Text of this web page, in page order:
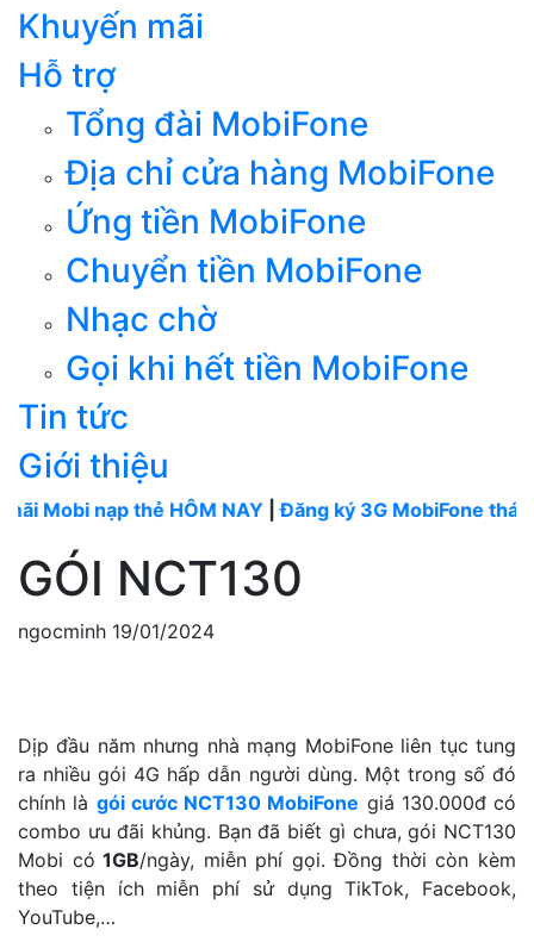
Khuyến mãi
Hỗ trợ
Tổng đài MobiFone
Địa chỉ cửa hàng MobiFone
Ứng tiền MobiFone
Chuyển tiền MobiFone
Nhạc chờ
Gọi khi hết tiền MobiFone
Tin tức
Giới thiệu
nạp thẻ HÔM NAY|Đăng ký 3G MobiFone tháng----
GÓI NCT130
ngocminh 19/01/2024
Dịp đầu năm nhưng nhà mạng MobiFone liên tục tung
ra nhiều gói 4G hấp dẫn người dùng. Một trong số đó
chính là gói cước NCT130 MobiFone giá 130.000đ có
combo ưu đãi khủng. Bạn đã biết gì chưa, gói NCT130
Mobi có 1GB/ngày, miễn phí gọi. Đồng thời còn kèm
theo tiện ích miễn phí sử dụng TikTok, Facebook,
YouTube,…